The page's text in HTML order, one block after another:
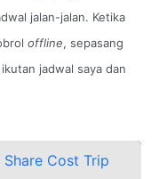
jalan-jalan. Ketika
offline, sepasang
jadwal saya dan
Cost Trip